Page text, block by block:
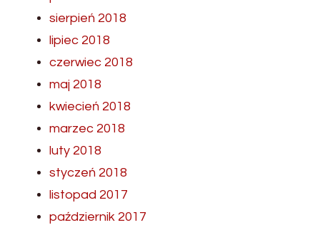
sierpień 2018
lipiec 2018
czerwiec 2018
maj 2018
kwiecień 2018
marzec 2018
luty 2018
styczeń 2018
listopad 2017
październik 2017